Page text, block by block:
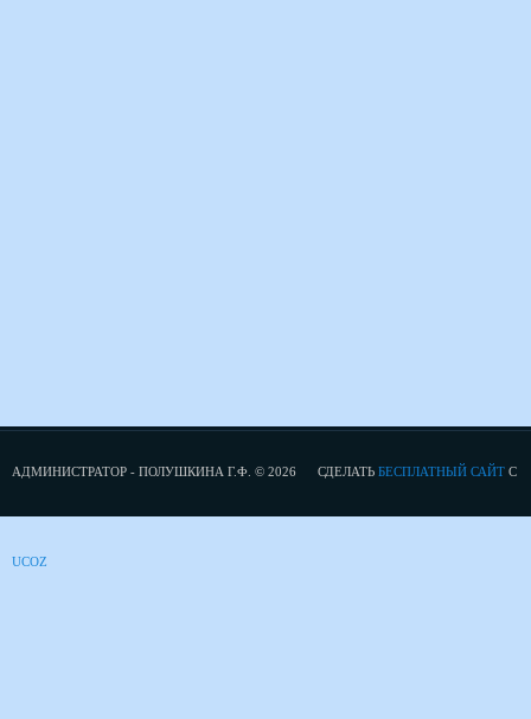
АДМИНИСТРАТОР - ПОЛУШКИНА Г.Ф. © 2026 СДЕЛАТЬ БЕСПЛАТНЫЙ САЙТ С
UCOZ